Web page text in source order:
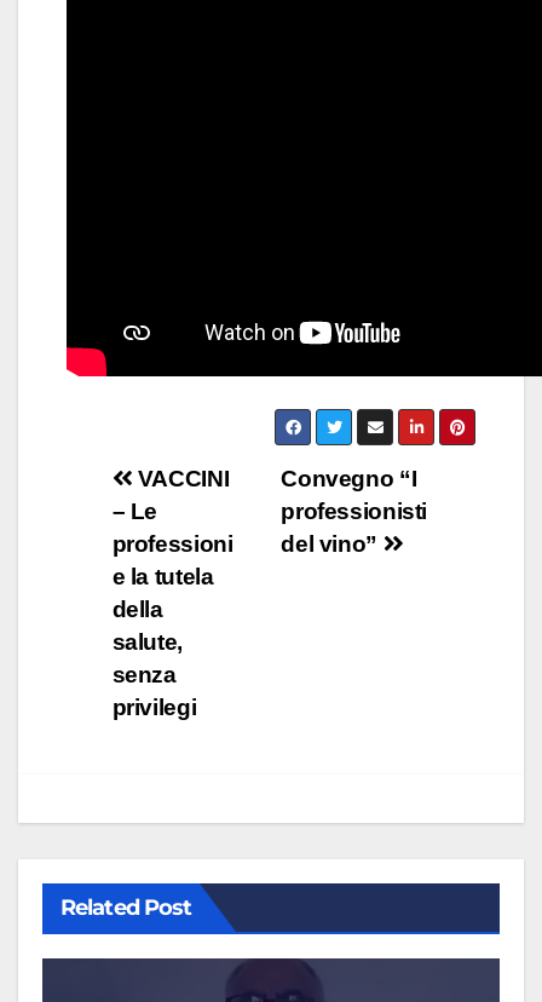
Navigazione
articoli
Convegno “I
professionisti
del vino”
VACCINI
– Le
professioni
e la tutela
della
salute,
senza
privilegi
Related Post